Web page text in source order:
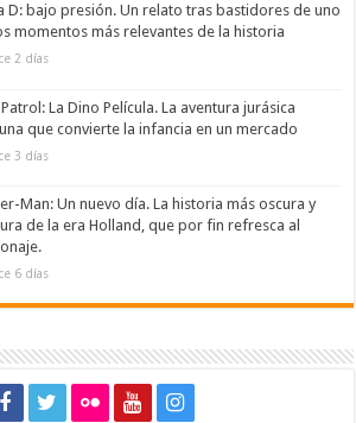
D: bajo presión. Un relato tras bastidores de uno
momentos más relevantes de la historia
2 días
La Dino Película. La aventura jurásica
que convierte la infancia en un mercado
3 días
Man: Un nuevo día. La historia más oscura y
de la era Holland, que por fin refresca al
6 días